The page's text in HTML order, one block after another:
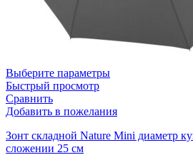
Выберите параметры
Быстрый просмотр
Сравнить
Добавить в пожелания
Зонт складной Nature Mini диаметр
сложении 25 см